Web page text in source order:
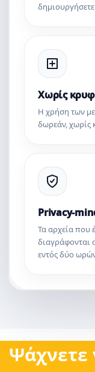
Χωρίς
Η χρήση των
δωρεάν, χωρίς
Privacy-
Τα αρχεία που
διαγράφονται
εντός δύο
Ψάχνετε